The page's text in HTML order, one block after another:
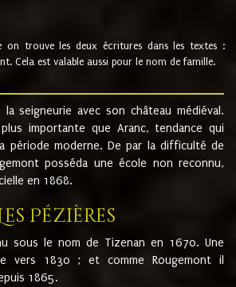
on trouve les deux écritures dans les textes :
Cela est valable aussi pour le nom de famille.
seigneurie avec son château médiéval.
importante que Aranc, tendance qui
période moderne. De par la difficulté de
posséda une école non reconnu,
en 1868.
Pézières
sous le nom de Tizenan en 1670. Une
vers 1830 ; et comme Rougemont il
1865.